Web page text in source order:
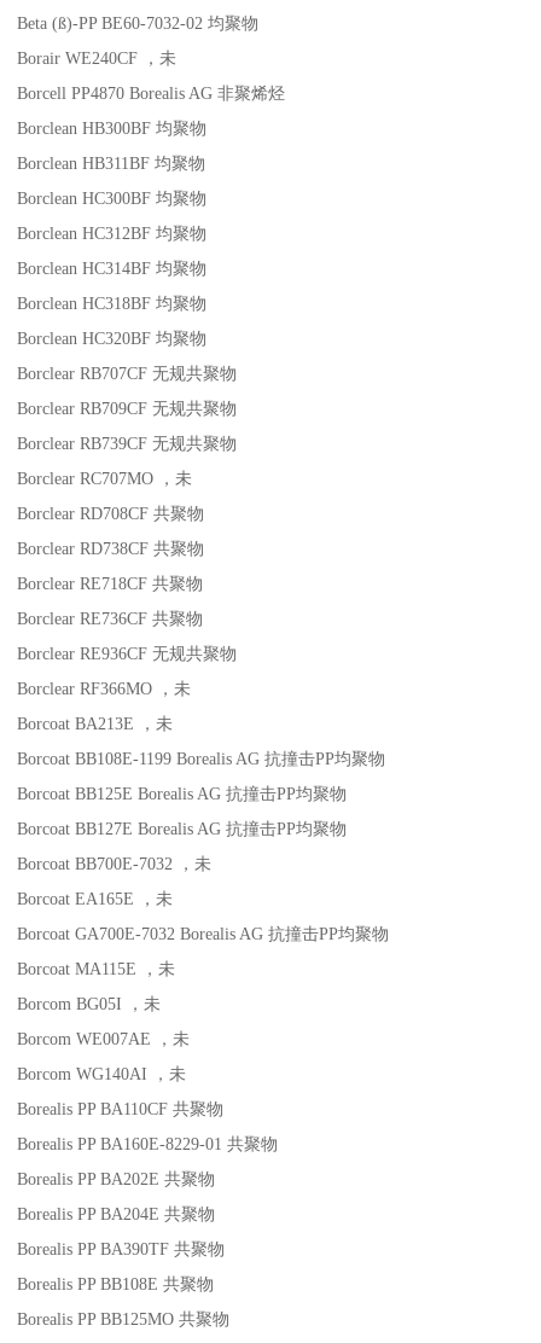
Beta (ß)-PP BE60-7032-02 均聚物
Borair WE240CF
，未
Borcell PP4870 Borealis AG 非聚烯烃
Borclean HB300BF 均聚物
Borclean HB311BF 均聚物
Borclean HC300BF 均聚物
Borclean HC312BF 均聚物
Borclean HC314BF 均聚物
Borclean HC318BF 均聚物
Borclean HC320BF 均聚物
Borclear RB707CF 无规共聚物
Borclear RB709CF 无规共聚物
Borclear RB739CF 无规共聚物
Borclear RC707MO
，未
Borclear RD708CF 共聚物
Borclear RD738CF 共聚物
Borclear RE718CF 共聚物
Borclear RE736CF 共聚物
Borclear RE936CF 无规共聚物
Borclear RF366MO
，未
Borcoat BA213E
，未
Borcoat BB108E-1199 Borealis AG 抗撞击PP均聚物
Borcoat BB125E Borealis AG 抗撞击PP均聚物
Borcoat BB127E Borealis AG 抗撞击PP均聚物
Borcoat BB700E-7032
，未
Borcoat EA165E
，未
Borcoat GA700E-7032 Borealis AG 抗撞击PP均聚物
Borcoat MA115E
，未
Borcom BG05I
，未
Borcom WE007AE
，未
Borcom WG140AI
，未
Borealis PP BA110CF 共聚物
Borealis PP BA160E-8229-01 共聚物
Borealis PP BA202E 共聚物
Borealis PP BA204E 共聚物
Borealis PP BA390TF 共聚物
Borealis PP BB108E 共聚物
Borealis PP BB125MO 共聚物